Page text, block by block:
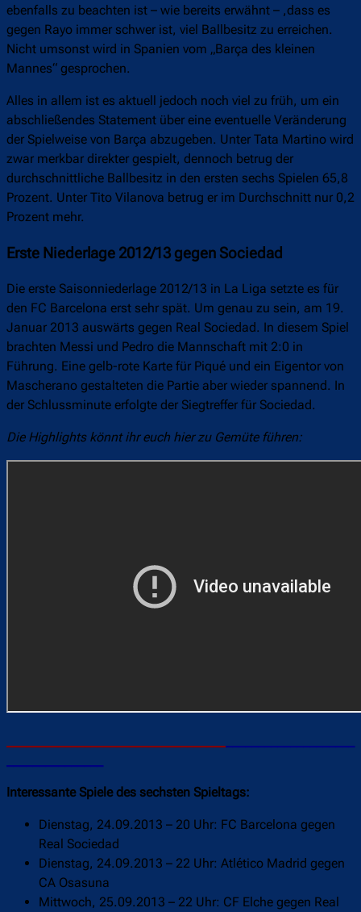
ebenfalls zu beachten ist – wie bereits erwähnt – ,dass es
gegen Rayo immer schwer ist, viel Ballbesitz zu erreichen.
Nicht umsonst wird in Spanien vom „Barça des kleinen
Mannes“ gesprochen.
Alles in allem ist es aktuell jedoch noch viel zu früh, um ein
abschließendes Statement über eine eventuelle Veränderung
der Spielweise von Barça abzugeben. Unter Tata Martino wird
zwar merkbar direkter gespielt, dennoch betrug der
durchschnittliche Ballbesitz in den ersten sechs Spielen 65,8
Prozent. Unter Tito Vilanova betrug er im Durchschnitt nur 0,2
Prozent mehr.
Erste Niederlage 2012/13 gegen Sociedad
Die erste Saisonniederlage 2012/13 in La Liga setzte es für
den FC Barcelona erst sehr spät. Um genau zu sein, am 19.
Januar 2013 auswärts gegen Real Sociedad. In diesem Spiel
brachten Messi und Pedro die Mannschaft mit 2:0 in
Führung. Eine gelb-rote Karte für Piqué und ein Eigentor von
Mascherano gestalteten die Partie aber wieder spannend. In
der Schlussminute erfolgte der Siegtreffer für Sociedad.
Die Highlights könnt ihr euch hier zu Gemüte führen:
Interessante Spiele des sechsten Spieltags:
Dienstag, 24.09.2013 – 20 Uhr: FC Barcelona gegen
Real Sociedad
Dienstag, 24.09.2013 – 22 Uhr: Atlético Madrid gegen
CA Osasuna
Mittwoch, 25.09.2013 – 22 Uhr: CF Elche gegen Real